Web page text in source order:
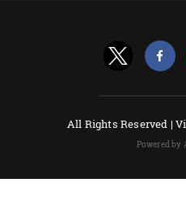
All Rights Reserved |
Powered by